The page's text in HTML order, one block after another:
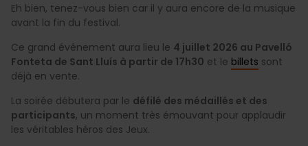
Eh bien, tenez-vous bien car il y aura encore de la musique
avant la fin du festival.
Ce grand événement aura lieu le 4 juillet 2026 au Pavelló
Fonteta de Sant Lluís à partir de 17h30 et le billets sont
déjà en vente.
La soirée débutera par le défilé des médaillés et des
participants, un moment très émouvant pour applaudir
les véritables héros des Jeux.